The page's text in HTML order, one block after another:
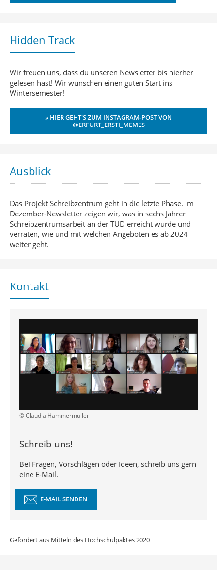
Hidden Track
Wir freuen uns, dass du unseren Newsletter bis hierher
gelesen hast! Wir wünschen einen guten Start ins
Wintersemester!
» HIER GEHT'S ZUM INSTAGRAM-POST VON
@ERFURT_ERSTI_MEMES
Ausblick
Das Projekt Schreibzentrum geht in die letzte Phase. Im
Dezember-Newsletter zeigen wir, was in sechs Jahren
Schreibzentrumsarbeit an der TUD erreicht wurde und
verraten, wie und mit welchen Angeboten es ab 2024
weiter geht.
Kontakt
© Claudia Hammermüller
Schreib uns!
Bei Fragen, Vorschlägen oder Ideen, schreib uns gern
eine E-Mail.
E-MAIL SENDEN
Gefördert aus Mitteln des Hochschulpaktes 2020